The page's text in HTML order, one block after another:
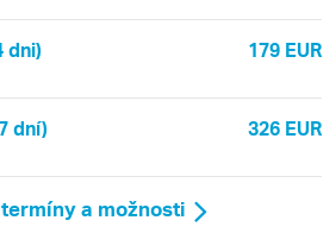
dni) 179 EUR
dní) 326 EUR
a možnosti